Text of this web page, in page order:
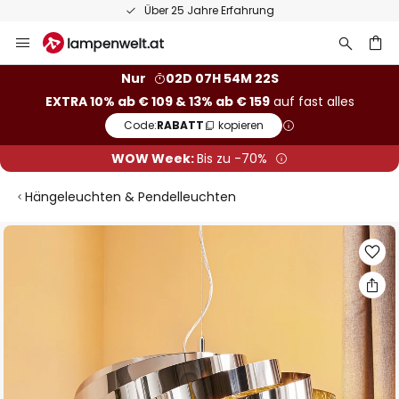
Über 25 Jahre Erfahrung
Inhalt
Nur
02D 07H 54M 22S
EXTRA 10% ab € 109 & 13% ab € 159auf fast alles
Code:RABATT kopieren
WOW Week:Bis zu -70%
Hängeleuchten & Pendelleuchten
Zum